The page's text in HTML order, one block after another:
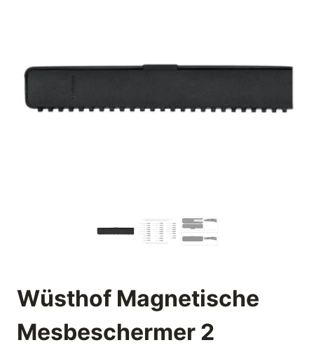
Wüsthof Magnetische
Mesbeschermer 2